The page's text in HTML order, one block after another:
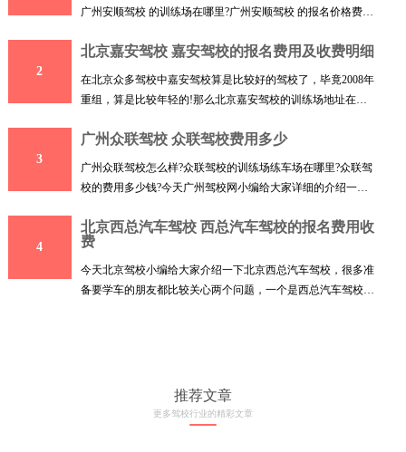
广州安顺驾校 的训练场在哪里?广州安顺驾校 的报名价格费用
2
北京嘉安驾校 嘉安驾校的报名费用及收费明细
在北京众多驾校中嘉安驾校算是比较好的驾校了，毕竟2008年
重组，算是比较年轻的!那么北京嘉安驾校的训练场地址在哪
3
广州众联驾校 众联驾校费用多少
广州众联驾校怎么样?众联驾校的训练场练车场在哪里?众联驾
校的费用多少钱?今天广州驾校网小编给大家详细的介绍一下
4
北京西总汽车驾校 西总汽车驾校的报名费用收
费
今天北京驾校小编给大家介绍一下北京西总汽车驾校，很多准
备要学车的朋友都比较关心两个问题，一个是西总汽车驾校的
推荐文章
更多驾校行业的精彩文章